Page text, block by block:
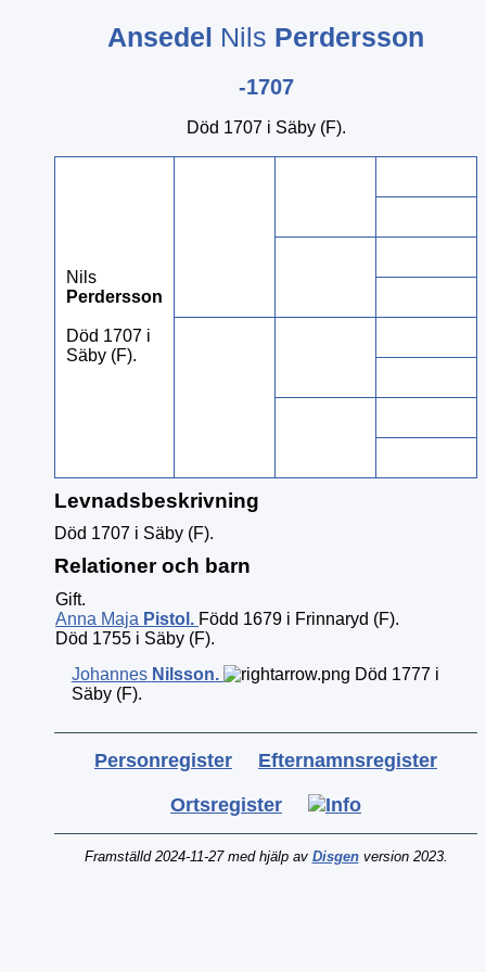
Ansedel Nils Perdersson
-1707
Död 1707 i Säby (F).
Nils
Perdersson
Död 1707 i
Säby (F).
Levnadsbeskrivning
Död 1707 i Säby (F).
Relationer och barn
Gift.
Anna Maja Pistol . Född 1679 i Frinnaryd (F).
Död 1755 i Säby (F).
Johannes Nilsson.
Död 1777 i
Säby (F).
Personregister Efternamnsregister
Ortsregister
Framställd 2024-11-27 med hjälp av Disgenversion 2023.